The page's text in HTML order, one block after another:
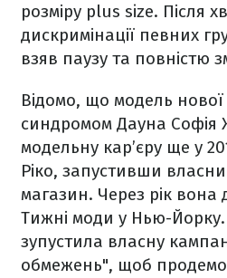
розміру plus size. Після
дискримінації певних
взяв паузу та повністю
Відомо, що модель нової
синдромом Дауна
модельну кар’єру ще у
Ріко, запустивши
магазин. Через рік
Тижні моди у Нью-Йорку.
зупустила власну
обмежень", щоб